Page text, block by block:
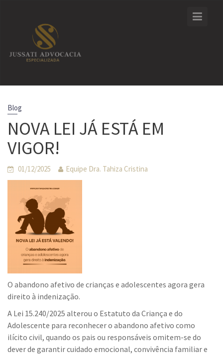
Blog
NOVA LEI JÁ ESTÁ EM
VIGOR!
01/12/2025 Equipe Dra. Tahiza Cristina
O abandono afetivo de crianças e adolescentes agora gera
direito à indenização.
A Lei 15.240/2025 alterou o Estatuto da Criança e do
Adolescente para reconhecer o abandono afetivo como
ilícito civil, quando os pais ou responsáveis omitem-se do
dever de garantir cuidado emocional, convivência familiar e